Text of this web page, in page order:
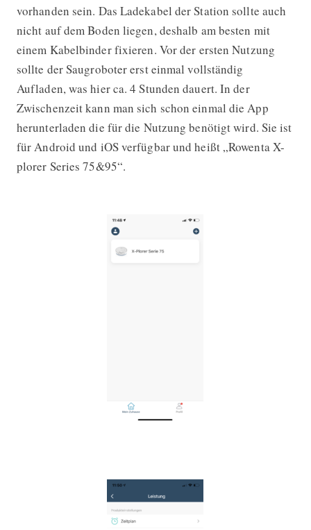
vorhanden sein. Das Ladekabel der Station sollte auch
nicht auf dem Boden liegen, deshalb am besten mit
einem Kabelbinder fixieren. Vor der ersten Nutzung
sollte der Saugroboter erst einmal vollständig
Aufladen, was hier ca. 4 Stunden dauert. In der
Zwischenzeit kann man sich schon einmal die App
herunterladen die für die Nutzung benötigt wird. Sie ist
für Android und iOS verfügbar und heißt „Rowenta X-
plorer Series 75&95“.